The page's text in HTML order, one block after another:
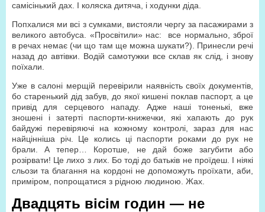
самісінький дах. І коляска дитяча, і ходунки діда.
Попхалися ми всі з сумками, вистояли чергу за пасажирами з
великого автобуса. «Просвітили» нас: все нормально, зброї
в речах немає (чи що там ще можна шукати?). Принесли речі
назад до автівки. Водій самотужки все склав як слід, і знову
поїхали.
Уже в салоні мерщій перевірили наявність своїх документів,
бо старенький дід забув, до якої кишені поклав паспорт, а це
привід для серцевого нападу. Адже наші тоненькі, вже
зношені і затерті паспорти-книжечки, які хапають до рук
байдужі перевіряючі на кожному контролі, зараз для нас
найцінніша річ. Це колись ці паспорти роками до рук не
брали. А тепер… Коротше, не дай боже загубити або
розірвати! Це лихо з лих. Бо тоді до батьків не проїдеш. І ніякі
сльози та благання на кордоні не допоможуть проїхати, аби,
приміром, попрощатися з рідною людиною. Жах.
Двадцять вісім годин — не